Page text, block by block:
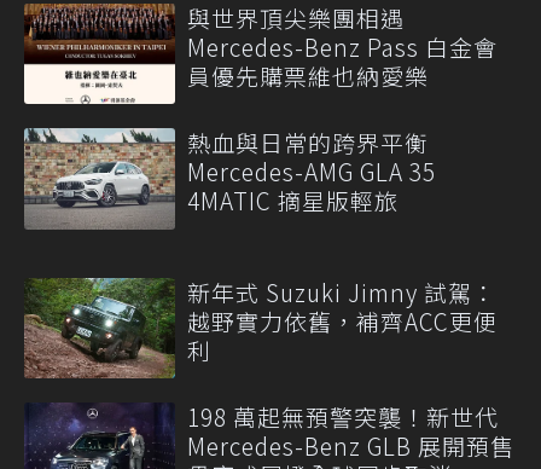
與世界頂尖樂團相遇
Mercedes-Benz Pass 白金會
員優先購票維也納愛樂
熱血與日常的跨界平衡
Mercedes-AMG GLA 35
4MATIC 摘星版輕旅
新年式 Suzuki Jimny 試駕：
越野實力依舊，補齊ACC更便
利
198 萬起無預警突襲！新世代
Mercedes-Benz GLB 展開預售